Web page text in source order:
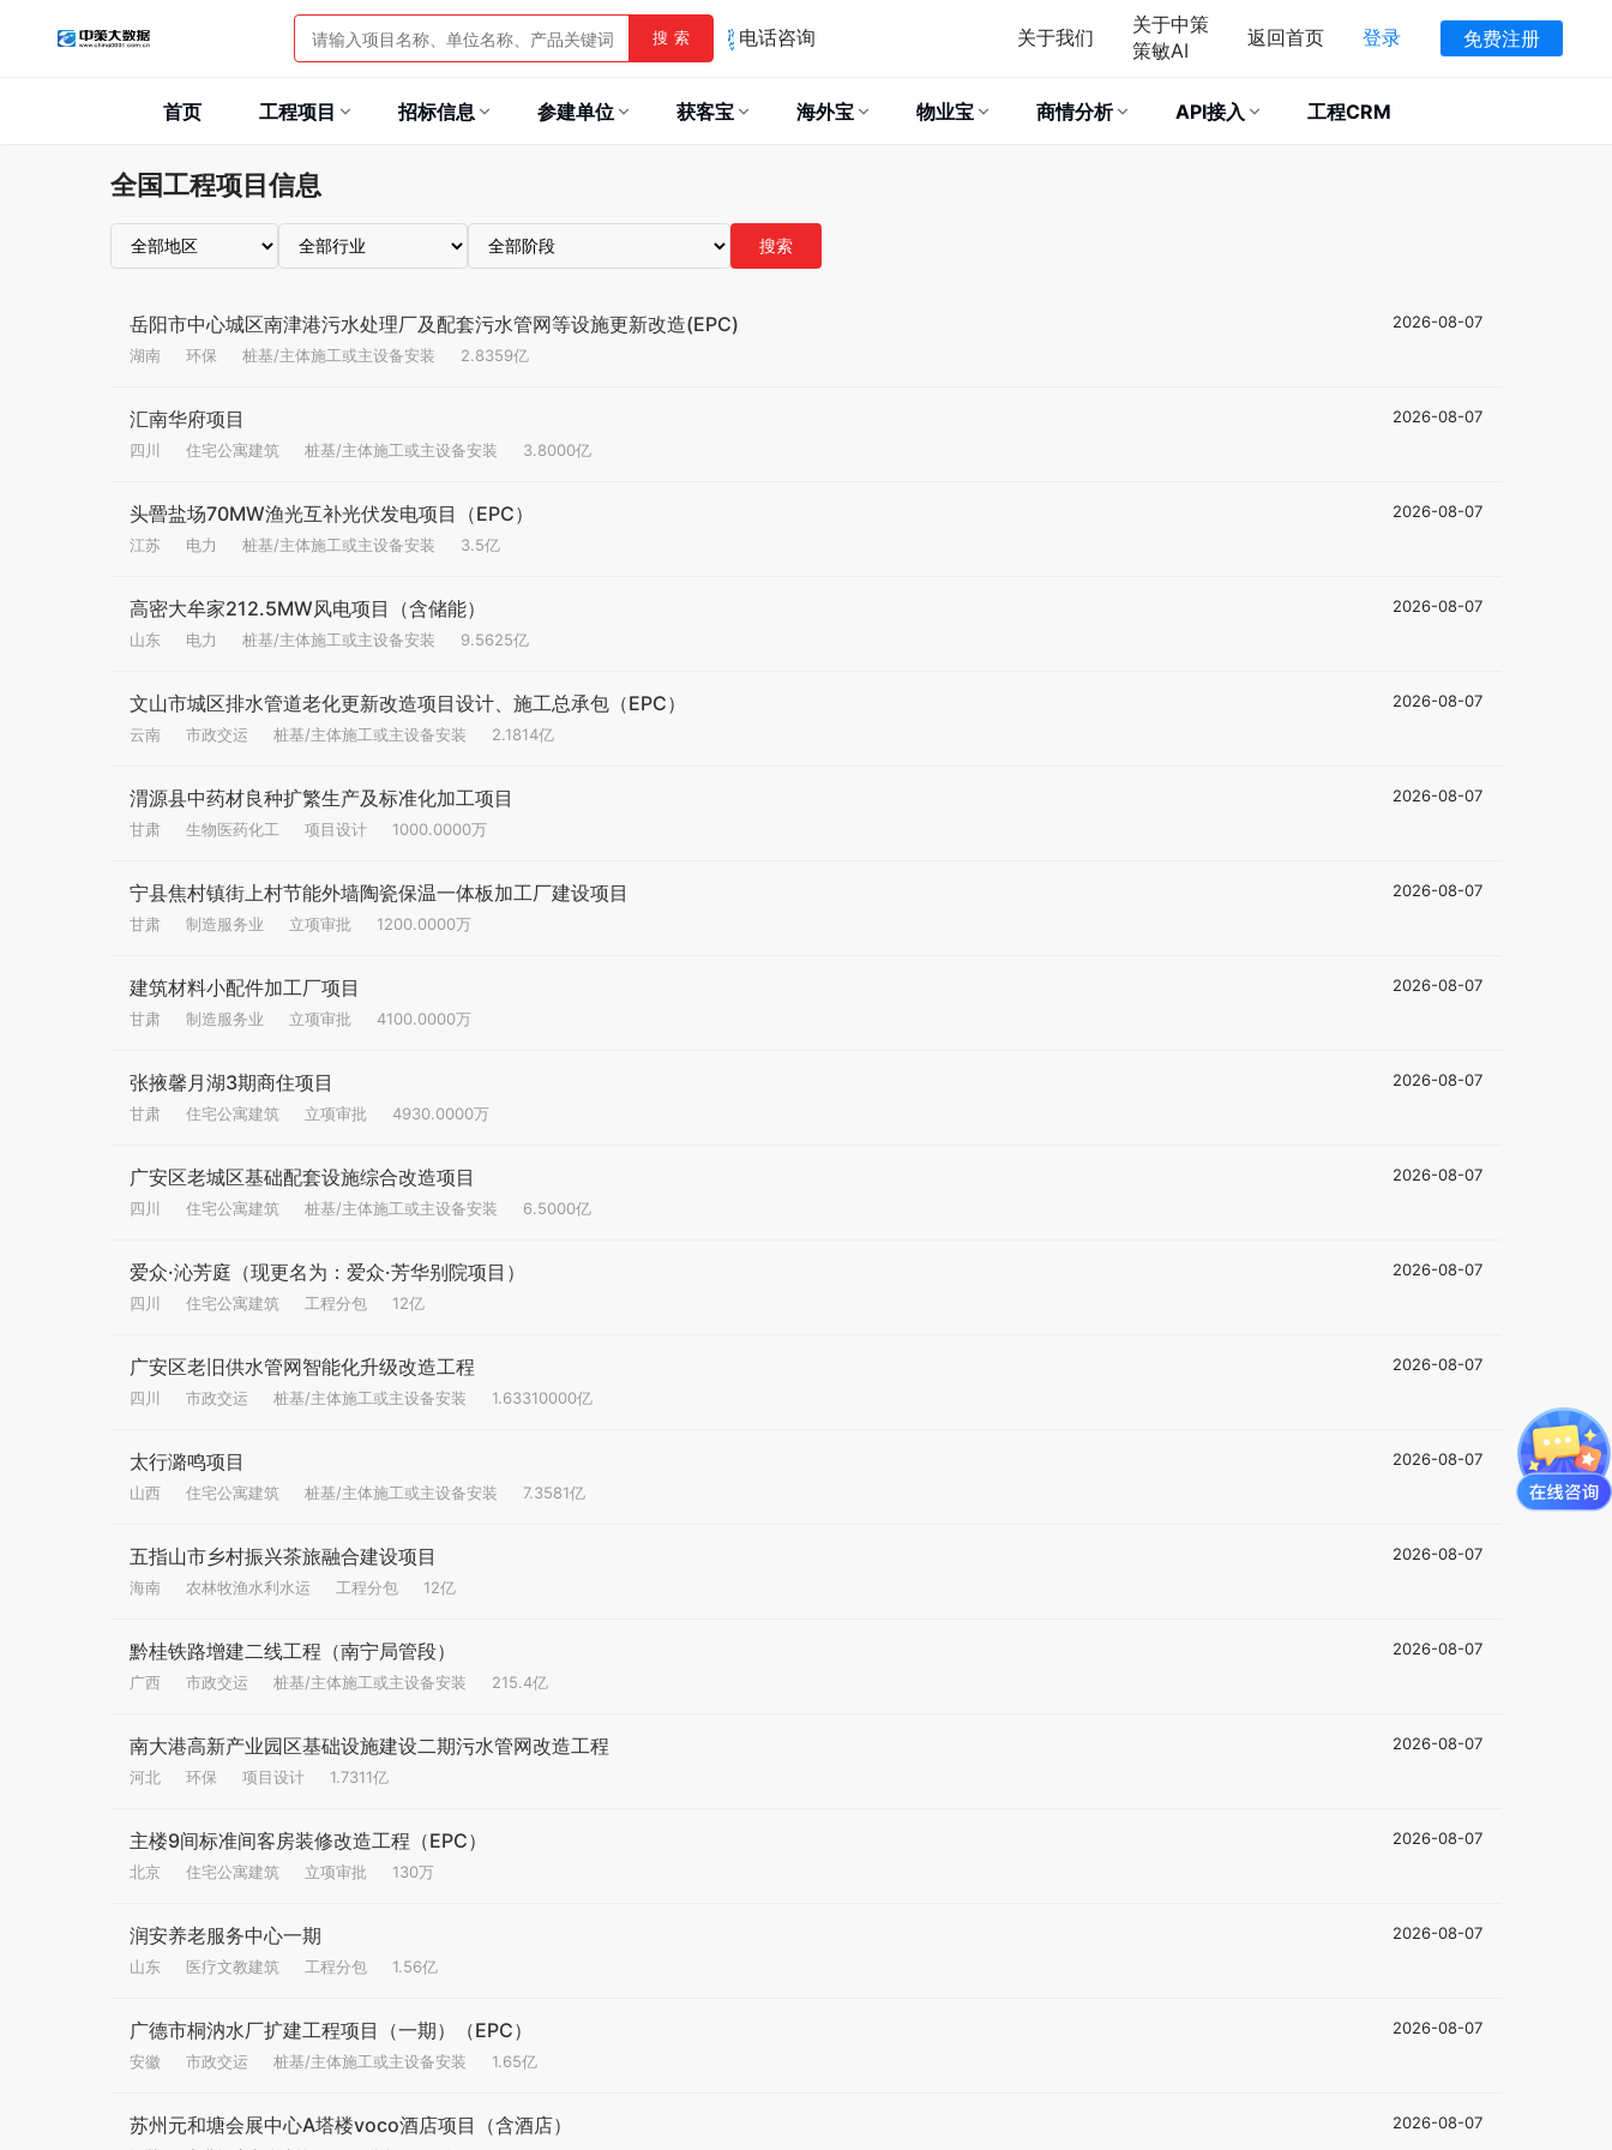
搜 索 电话咨询 关于我们
关于中策
策敏AI
返回首页 登录 免费注册
首页 工程项目 招标信息 参建单位 获客宝 海外宝 物业宝 商情分析 API接入 工程CRM
全国工程项目信息
搜索
岳阳市中心城区南津港污水处理厂及配套污水管网等设施更新改造(EPC)
湖南 环保 桩基/主体施工或主设备安装 2.8359亿
2026-08-07
汇南华府项目
四川 住宅公寓建筑 桩基/主体施工或主设备安装 3.8000亿
2026-08-07
头罾盐场70MW渔光互补光伏发电项目（EPC）
江苏 电力 桩基/主体施工或主设备安装 3.5亿
2026-08-07
高密大牟家212.5MW风电项目（含储能）
山东 电力 桩基/主体施工或主设备安装 9.5625亿
2026-08-07
文山市城区排水管道老化更新改造项目设计、施工总承包（EPC）
云南 市政交运 桩基/主体施工或主设备安装 2.1814亿
2026-08-07
渭源县中药材良种扩繁生产及标准化加工项目
甘肃 生物医药化工 项目设计 1000.0000万
2026-08-07
宁县焦村镇街上村节能外墙陶瓷保温一体板加工厂建设项目
甘肃 制造服务业 立项审批 1200.0000万
2026-08-07
建筑材料小配件加工厂项目
甘肃 制造服务业 立项审批 4100.0000万
2026-08-07
张掖馨月湖3期商住项目
甘肃 住宅公寓建筑 立项审批 4930.0000万
2026-08-07
广安区老城区基础配套设施综合改造项目
四川 住宅公寓建筑 桩基/主体施工或主设备安装 6.5000亿
2026-08-07
爱众·沁芳庭（现更名为：爱众·芳华别院项目）
四川 住宅公寓建筑 工程分包 12亿
2026-08-07
广安区老旧供水管网智能化升级改造工程
四川 市政交运 桩基/主体施工或主设备安装 1.63310000亿
2026-08-07
太行潞鸣项目
山西 住宅公寓建筑 桩基/主体施工或主设备安装 7.3581亿
2026-08-07
五指山市乡村振兴茶旅融合建设项目
海南 农林牧渔水利水运 工程分包 12亿
2026-08-07
黔桂铁路增建二线工程（南宁局管段）
广西 市政交运 桩基/主体施工或主设备安装 215.4亿
2026-08-07
南大港高新产业园区基础设施建设二期污水管网改造工程
河北 环保 项目设计 1.7311亿
2026-08-07
主楼9间标准间客房装修改造工程（EPC）
北京 住宅公寓建筑 立项审批 130万
2026-08-07
润安养老服务中心一期
山东 医疗文教建筑 工程分包 1.56亿
2026-08-07
广德市桐汭水厂扩建工程项目（一期）（EPC）
安徽 市政交运 桩基/主体施工或主设备安装 1.65亿
2026-08-07
苏州元和塘会展中心A塔楼voco酒店项目（含酒店） 2026-08-07